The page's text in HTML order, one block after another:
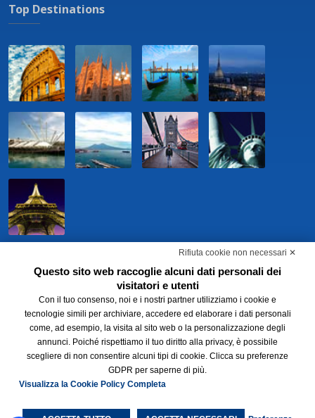
Top Destinations
BWH Hotels Italia S.c.p.a. - Società Benefit - via Livraghi, 1/b - 20126
Milano - P.IVA 06865290156 -Modifica preferenze Cookie -Privacy
Modello 231 e Whistleblowing-Dichiarazione di Accessibilita'
Best Western - Each BWH®Hotels property is independently owned
Rifiuta cookie non necessari ✕
Questo sito web raccoglie alcuni dati personali dei
visitatori e utenti
Con il tuo consenso, noi e i nostri partner utilizziamo i cookie e
tecnologie simili per archiviare, accedere ed elaborare i dati personali
come, ad esempio, la visita al sito web o la personalizzazione degli
annunci. Poiché rispettiamo il tuo diritto alla privacy, è possibile
scegliere di non consentire alcuni tipi di cookie. Clicca su preferenze
GDPR per saperne di più.
Visualizza la Cookie Policy Completa